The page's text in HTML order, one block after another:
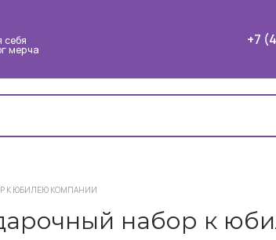
себя
мерча
+7
К ЮБИЛЕЮ КОМПАНИИ
набор к